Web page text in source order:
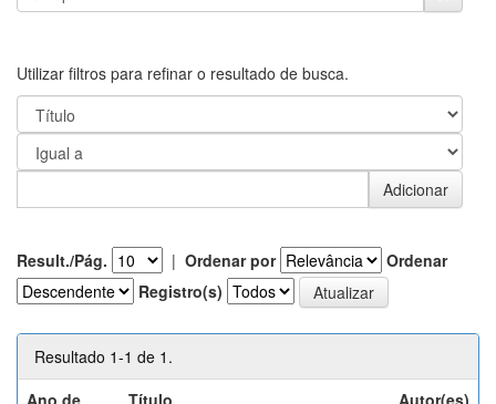
Utilizar filtros para refinar o resultado de busca.
Result./Pág. | Ordenar por
Ordenar
Registro(s)
Resultado 1-1 de 1.
Ano de
Título Autor(es)